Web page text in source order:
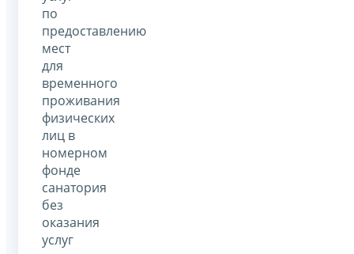
по
предоставлению
мест
для
временного
проживания
физических
лиц в
номерном
фонде
санатория
без
оказания
услуг